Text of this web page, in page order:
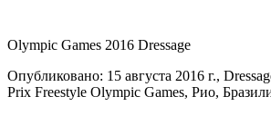
Olympic Games 2016 Dressage
Опубликовано: 15 августа 2016 г.,
Prix Freestyle Olympic Games, Рио,